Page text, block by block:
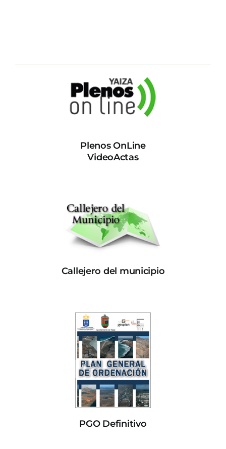
Plenos OnLine
VideoActas
Callejero del municipio
PGO Definitivo